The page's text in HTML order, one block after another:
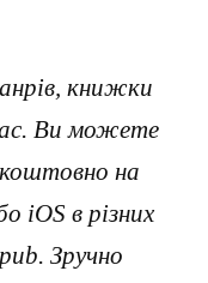
книжки
Ви можете
на
iOS в різних
Зручно